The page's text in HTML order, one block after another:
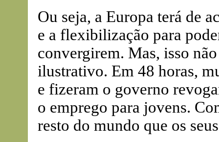
Ou seja, a Europa terá de
e a flexibilização para
convergirem. Mas, isso
ilustrativo. Em 48 horas,
e fizeram o governo
o emprego para jovens.
resto do mundo que os